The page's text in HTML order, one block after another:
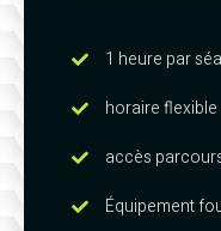
1 heure par
horaire flexible
accès
Équipement